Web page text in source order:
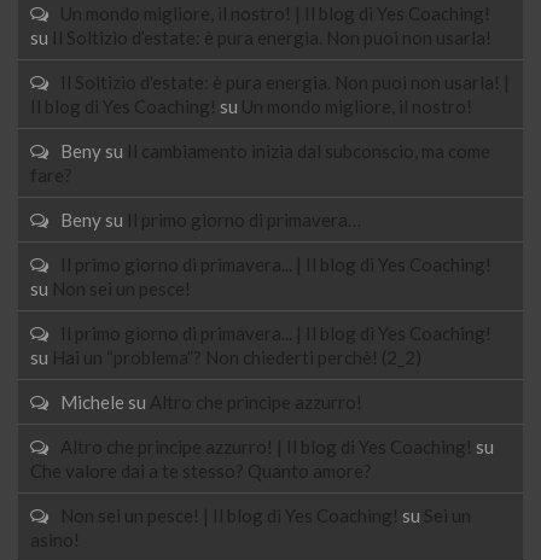
Un mondo migliore, il nostro! | Il blog di Yes Coaching!
su
Il Soltizio d’estate: è pura energia. Non puoi non usarla!
Il Soltizio d'estate: è pura energia. Non puoi non usarla! |
Il blog di Yes Coaching! su Un mondo migliore, il nostro!
Beny su
Il cambiamento inizia dal subconscio, ma come
fare?
Beny su Il primo giorno di primavera…
Il primo giorno di primavera... | Il blog di Yes Coaching!
su
Non sei un pesce!
Il primo giorno di primavera... | Il blog di Yes Coaching!
su
Hai un “problema”? Non chiederti perchè! (2_2)
Michele su Altro che principe azzurro!
Altro che principe azzurro! | Il blog di Yes Coaching! su
Che valore dai a te stesso? Quanto amore?
Non sei un pesce! | Il blog di Yes Coaching! su Sei un
asino!